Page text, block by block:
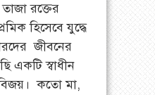
রক্তের
হিসেবে যুদ্ধে
জীবনের
একটি স্বাধীন
কতো মা,